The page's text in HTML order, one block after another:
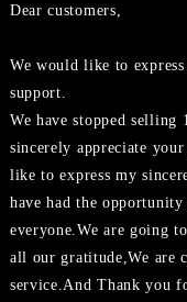
Dear customers,
We would like to
support.
We have stopped
sincerely appreciate
like to express my
have had the
everyone.We are going
all our gratitude,We are
service.And Thank you